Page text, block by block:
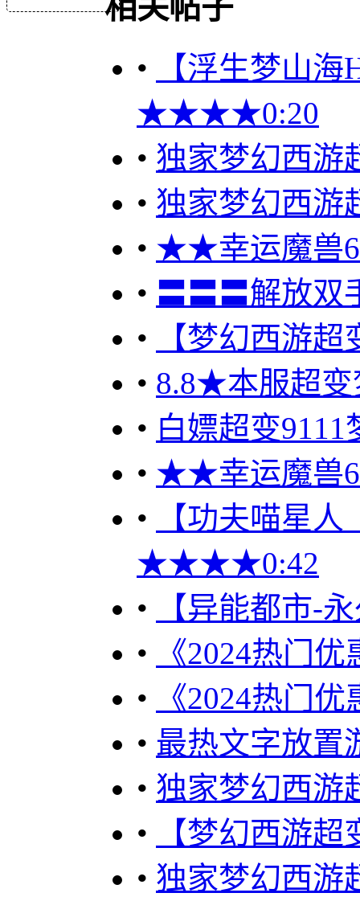
相关帖子
•
【浮生梦山
★★★★0:20
• 独家梦幻西游
• 独家梦幻西游
• ★★幸运魔兽
• 〓〓〓解放双
•
【梦幻西游
• 8.8★本服超
• 白嫖超变9111
• ★★幸运魔兽
•
【功夫喵星
★★★★0:42
•
【异能都市-
•
《2024热门
•
《2024热门
• 最热文字放置
• 独家梦幻西游
•
【梦幻西游
• 独家梦幻西游